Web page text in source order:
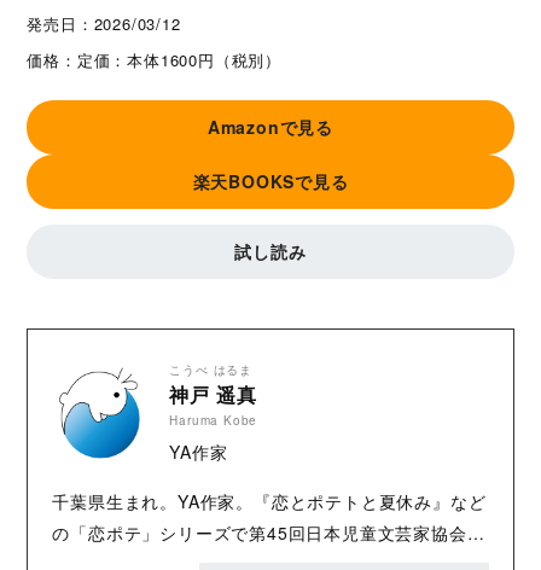
発売日： 2026/03/12
価格： 定価：本体1600円（税別）
Amazonで見る
楽天BOOKSで見る
試し読み
こうべ はるま
神戸 遥真
Haruma Kobe
YA作家
千葉県生まれ。YA作家。『恋とポテトと夏休み』など
の「恋ポテ」シリーズで第45回日本児童文芸家協会賞